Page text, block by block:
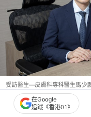
受訪醫生—皮膚科專科醫生馬少
醫師Easy 健康話
在Google
追蹤《香港01》